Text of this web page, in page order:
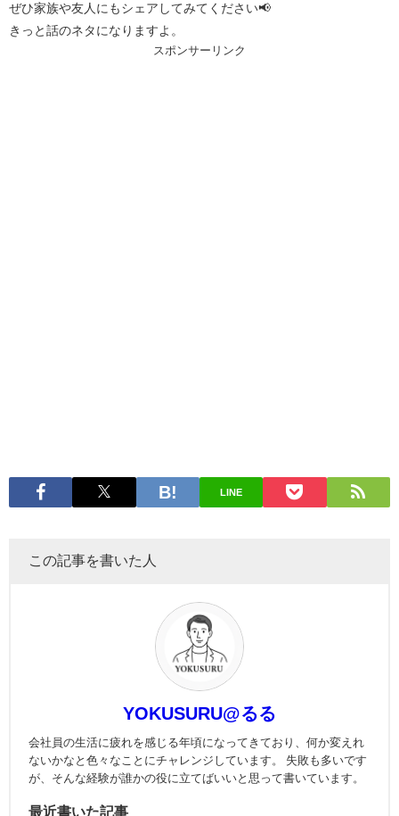
ぜひ家族や友人にもシェアしてみてください📢
きっと話のネタになりますよ。
スポンサーリンク
LINE
この記事を書いた人
YOKUSURU@るる
会社員の生活に疲れを感じる年頃になってきており、何か変えれ
ないかなと色々なことにチャレンジしています。 失敗も多いです
が、そんな経験が誰かの役に立てばいいと思って書いています。
最近書いた記事